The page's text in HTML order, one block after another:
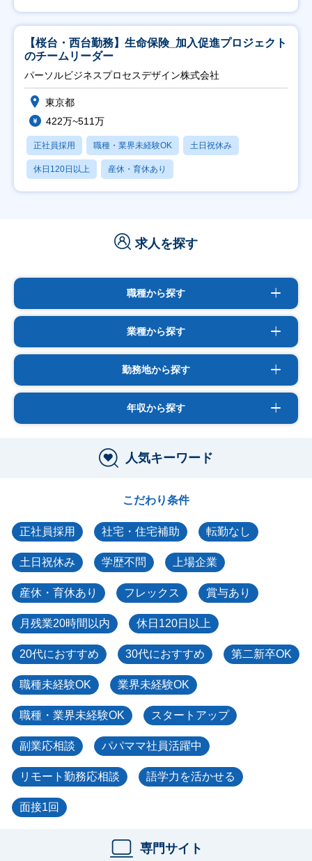
【桜台・西台勤務】生命保険_加入促進プロジェクト
のチームリーダー
パーソルビジネスプロセスデザイン株式会社
東京都
422万~511万
正社員採用 職種・業界未経験OK 土日祝休み
休日120日以上 産休・育休あり
求人を探す
職種から探す
業種から探す
勤務地から探す
年収から探す
人気キーワード
こだわり条件
正社員採用 社宅・住宅補助 転勤なし
土日祝休み 学歴不問 上場企業
産休・育休あり フレックス 賞与あり
月残業20時間以内 休日120日以上
20代におすすめ 30代におすすめ 第二新卒OK
職種未経験OK 業界未経験OK
職種・業界未経験OK スタートアップ
副業応相談 パパママ社員活躍中
リモート勤務応相談 語学力を活かせる
面接1回
専門サイト